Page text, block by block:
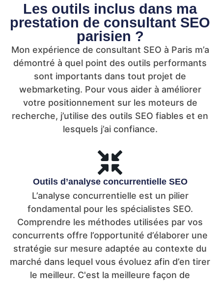
Les outils inclus dans ma
prestation de consultant SEO
parisien ?
Mon expérience de consultant SEO à Paris m’a
démontré à quel point des outils performants
sont importants dans tout projet de
webmarketing. Pour vous aider à améliorer
votre positionnement sur les moteurs de
recherche, j’utilise des outils SEO fiables et en
lesquels j’ai confiance.
Outils d’analyse concurrentielle SEO
L’analyse concurrentielle est un pilier
fondamental pour les spécialistes SEO.
Comprendre les méthodes utilisées par vos
concurrents offre l’opportunité d’élaborer une
stratégie sur mesure adaptée au contexte du
marché dans lequel vous évoluez afin d’en tirer
le meilleur. C'est la meilleure façon de